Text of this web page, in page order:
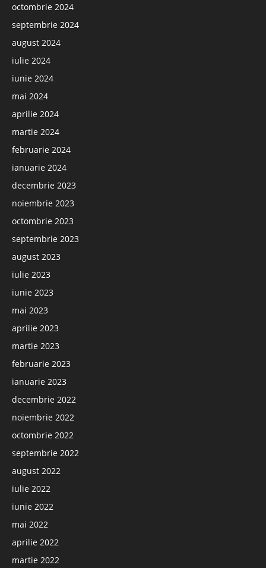
octombrie 2024
septembrie 2024
august 2024
iulie 2024
iunie 2024
mai 2024
aprilie 2024
martie 2024
februarie 2024
ianuarie 2024
decembrie 2023
noiembrie 2023
octombrie 2023
septembrie 2023
august 2023
iulie 2023
iunie 2023
mai 2023
aprilie 2023
martie 2023
februarie 2023
ianuarie 2023
decembrie 2022
noiembrie 2022
octombrie 2022
septembrie 2022
august 2022
iulie 2022
iunie 2022
mai 2022
aprilie 2022
martie 2022